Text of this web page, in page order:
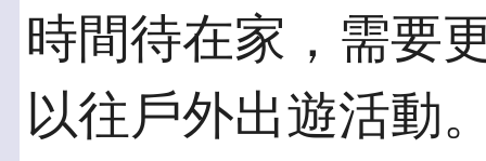
時間待在家，需要
以往戶外出遊活動